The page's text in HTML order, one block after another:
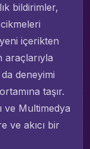
bildirimler,
içerikten
araçlarıyla
deneyimi
taşır.
ve Multimedya
ve akıcı bir